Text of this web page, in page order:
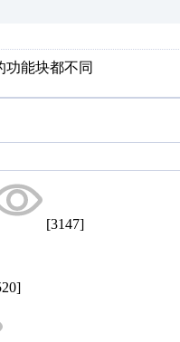
功能块都不同
[3147]